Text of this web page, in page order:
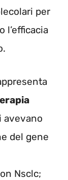
per
l’efficacia
avevano
del gene
Nsclc;